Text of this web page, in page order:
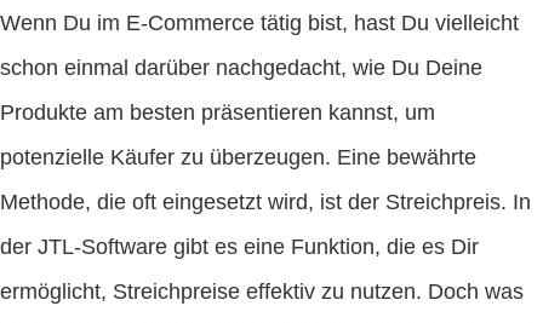
Wenn Du im E-Commerce tätig bist, hast Du vielleicht
schon einmal darüber nachgedacht, wie Du Deine
Produkte am besten präsentieren kannst, um
potenzielle Käufer zu überzeugen. Eine bewährte
Methode, die oft eingesetzt wird, ist der Streichpreis. In
der JTL-Software gibt es eine Funktion, die es Dir
ermöglicht, Streichpreise effektiv zu nutzen. Doch was